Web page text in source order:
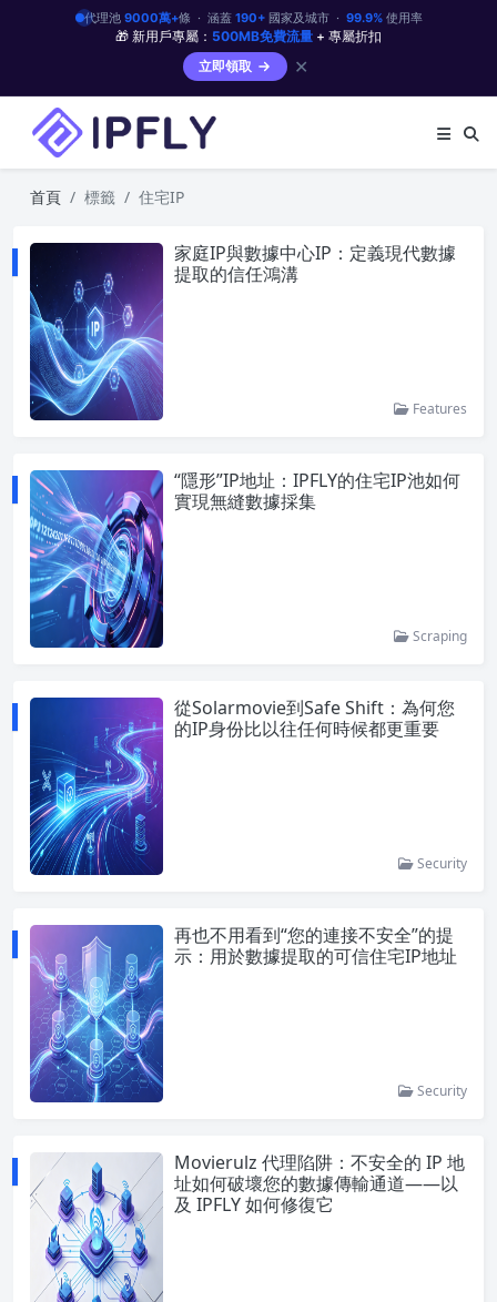
代理池 9000萬+條 · 涵蓋 190+國家及城市 · 99.9%使用率
🎁 新用戶專屬： 500MB免費流量 + 專屬折扣
立即領取
✕
首頁 標籤 住宅IP
家庭IP與數據中心IP：定義現代數據
提取的信任鴻溝
Features
“隱形”IP地址：IPFLY的住宅IP池如何
實現無縫數據採集
Scraping
從Solarmovie到Safe Shift：為何您
的IP身份比以往任何時候都更重要
Security
再也不用看到“您的連接不安全”的提
示：用於數據提取的可信住宅IP地址
Security
Movierulz 代理陷阱：不安全的 IP 地
址如何破壞您的數據傳輸通道——以
及 IPFLY 如何修復它